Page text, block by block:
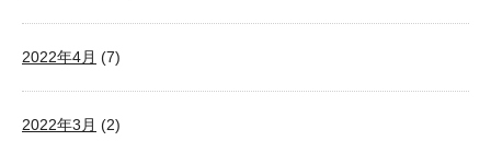
2022年4月 (7)
2022年3月 (2)